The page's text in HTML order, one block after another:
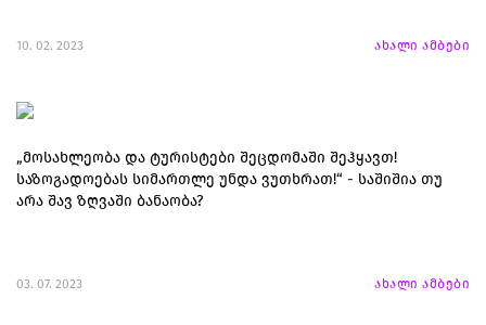
10. 02. 2023 ახალი ამბები
„მოსახლეობა და ტურისტები შეცდომაში შეჰყავთ!
საზოგადოებას სიმართლე უნდა ვუთხრათ!“ - საშიშია თუ
არა შავ ზღვაში ბანაობა?
03. 07. 2023 ახალი ამბები